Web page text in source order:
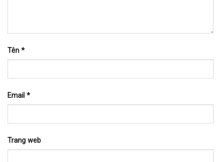
Tên *
Email *
Trang web